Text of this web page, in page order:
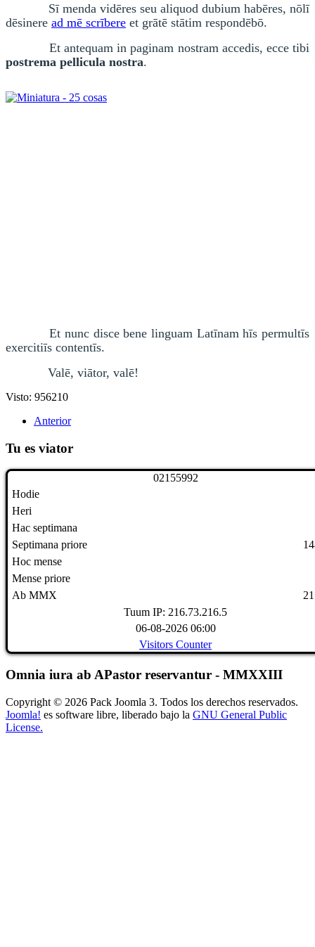
Sī menda vidēres seu aliquod dubium habēres, nōlī
dēsinere ad mē scrībere et grātē stātim respondēbō.
Et antequam in paginam nostram accedis, ecce tibi
postrema pellicula nostra.
Et nunc disce bene linguam Latīnam hīs permultīs
exercitiīs contentīs.
Valē, viātor, valē!
Visto: 956210
Anterior
Tu es viator
021 55992
Hodie
Heri
Hac septimana
Septimana priore
Hoc mense
Mense priore
Ab MMX
Tuum IP: 216.73.216.5
06-08-2026 06:00
Visitors Counter
Omnia iura ab APastor reservantur - MMXXIII
Copyright © 2026 Pack Joomla 3. Todos los derechos reservados.
Joomla! es software libre, liberado bajo la GNU General Public
License.